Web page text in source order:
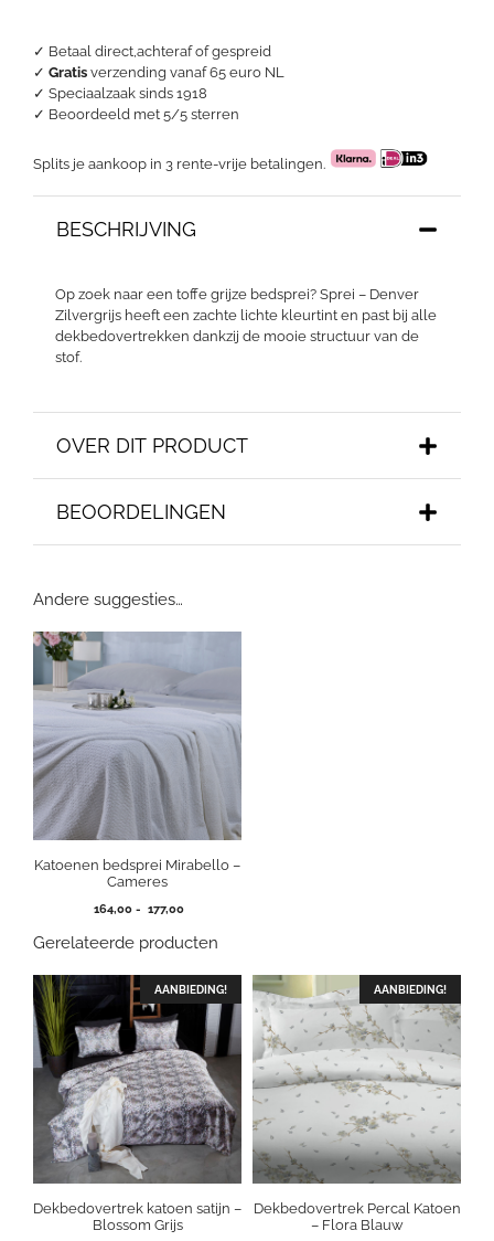
✓ Betaal direct,achteraf of gespreid
✓ Gratis verzending vanaf 65 euro NL
✓ Speciaalzaak sinds 1918
✓ Beoordeeld met 5/5 sterren
Splits je aankoop in 3 rente-vrije betalingen.
BESCHRIJVING
Op zoek naar een toffe grijze bedsprei? Sprei – Denver
Zilvergrijs heeft een zachte lichte kleurtint en past bij alle
dekbedovertrekken dankzij de mooie structuur van de
stof.
OVER DIT PRODUCT
BEOORDELINGEN
Andere suggesties…
Katoenen bedsprei Mirabello –
Cameres
164,00 - 177,00Prijsklasse:
tot
Gerelateerde producten
AANBIEDING!
Dekbedovertrek katoen satijn –
Blossom Grijs
AANBIEDING!
Dekbedovertrek Percal Katoen
– Flora Blauw